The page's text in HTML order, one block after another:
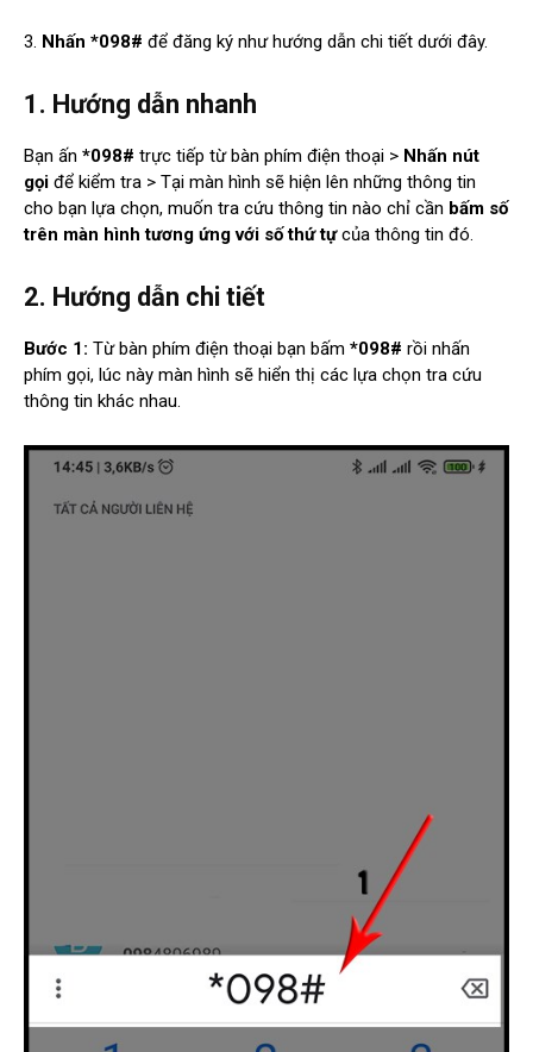
3. Nhấn *098# để đăng ký như hướng dẫn chi tiết dưới đây.
1. Hướng dẫn nhanh
Bạn ấn *098# trực tiếp từ bàn phím điện thoại > Nhấn nút
gọi để kiểm tra > Tại màn hình sẽ hiện lên những thông tin
cho bạn lựa chọn, muốn tra cứu thông tin nào chỉ cần bấm số
trên màn hình tương ứng với số thứ tựcủa thông tin đó.
2. Hướng dẫn chi tiết
Bước 1: Từ bàn phím điện thoại bạn bấm *098# rồi nhấn
phím gọi, lúc này màn hình sẽ hiển thị các lựa chọn tra cứu
thông tin khác nhau.